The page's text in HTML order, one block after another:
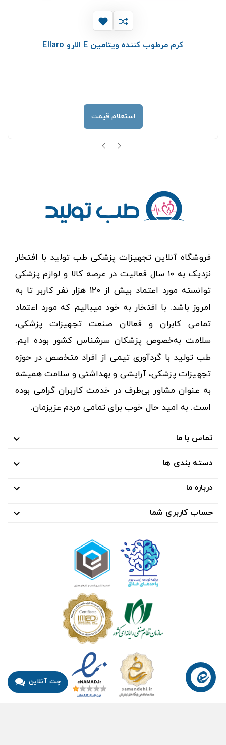
کرم مرطوب کننده ویتامین E الارو Ellaro
استعلام قیمت
فروشگاه آنلاین تجهیزات پزشکی طب تولید با افتخار
نزدیک به ۱۰ سال فعالیت در عرصه کالا و لوازم پزشکی
توانسته مورد اعتماد بیش از ۱۲۰ هزار نفر کاربر تا به
امروز باشد. با افتخار به خود میبالیم که مورد اعتماد
تمامی کابران و فعالان صنعت تجهیزات پزشکی،
سلامت به‌خصوص پزشکان سرشناس کشور بوده ایم.
طب تولید با گردآوری تیمی از افراد متخصص در حوزه
تجهیزات پزشکی، آرایشی و بهداشتی و سلامت همیشه
به عنوان مشاور بی‌طرف در خدمت کاربران گرامی بوده
است. به امید حال خوب برای تمامی مردم عزیزمان.
تماس با ما 
دسته بندی ها 
درباره ما 
حساب کاربری شما 
چت آنلاین